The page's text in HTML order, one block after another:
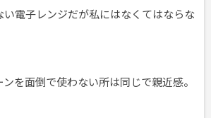
電子レンジだが私にはなくてはならな
を面倒で使わない所は同じで親近感。